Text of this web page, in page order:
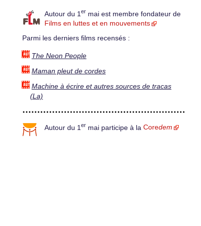
Autour du 1 er mai est membre fondateur de
Films en luttes et en mouvements
Parmi les derniers films recensés :
The Neon People
Maman pleut de cordes
Machine à écrire et autres sources de tracas
(La)
Autour du 1 er mai participe à la Coredem